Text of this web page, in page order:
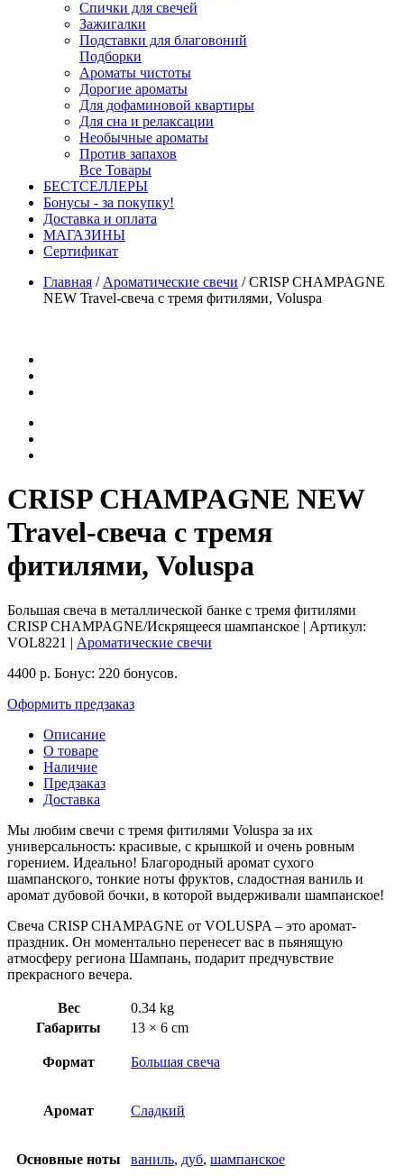
Спички для свечей
Зажигалки
Подставки для благовоний
Подборки
Ароматы чистоты
Дорогие ароматы
Для дофаминовой квартиры
Для сна и релаксации
Необычные ароматы
Против запахов
Все Товары
БЕСТСЕЛЛЕРЫ
Бонусы - за покупку!
Доставка и оплата
МАГАЗИНЫ
Cертификат
Главная / Ароматические свечи /CRISP CHAMPAGNE
NEW Travel-свеча с тремя фитилями, Voluspa
CRISP CHAMPAGNE NEW
Travel-свеча с тремя
фитилями, Voluspa
Большая свеча в металлической банке с тремя фитилями
CRISP CHAMPAGNE/Искрящееся шампанское | Артикул:
VOL8221 | Ароматические свечи
4400 р. Бонус: 220 бонусов.
Оформить предзаказ
Описание
О товаре
Наличие
Предзаказ
Доставка
Мы любим свечи с тремя фитилями Voluspa за их
универсальность: красивые, с крышкой и очень ровным
горением. Идеально! Благородный аромат сухого
шампанского, тонкие ноты фруктов, сладостная ваниль и
аромат дубовой бочки, в которой выдерживали шампанское!
Свеча CRISP CHAMPAGNE от VOLUSPA – это аромат-
праздник. Он моментально перенесет вас в пьянящую
атмосферу региона Шампань, подарит предчувствие
прекрасного вечера.
Вес
0.34 kg
Габариты
13 × 6 cm
Формат Большая свеча
Аромат Сладкий
Основные ноты ваниль, дуб, шампанское